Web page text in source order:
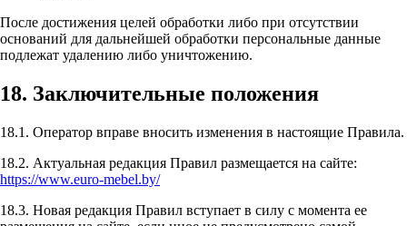
После достижения целей обработки либо при отсутствии
оснований для дальнейшей обработки персональные данные
подлежат удалению либо уничтожению.
18. Заключительные положения
18.1. Оператор вправе вносить изменения в настоящие Правила.
18.2. Актуальная редакция Правил размещается на сайте:
https://www.euro-mebel.by/
18.3. Новая редакция Правил вступает в силу с момента ее